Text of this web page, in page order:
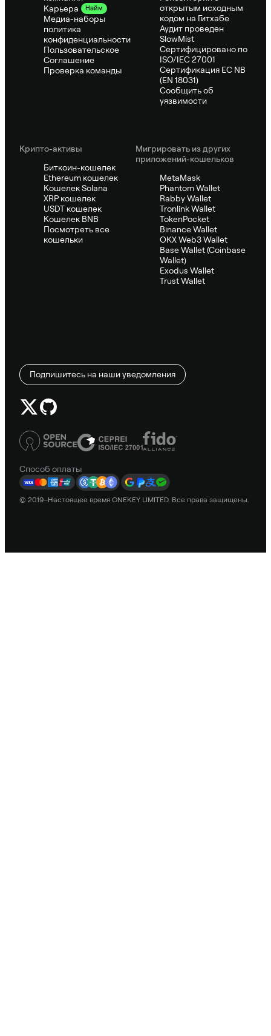
Карьера
Найм
Медиа-наборы
политика
конфиденциальности
Пользовательское
Соглашение
Проверка команды
открытым исходным
кодом на Гитхабе
Аудит проведен
SlowMist
Сертифицировано по
ISO/IEC 27001
Сертификация ЕС NB
(EN 18031)
Сообщить об
уязвимости
Крипто-активы
Биткоин-кошелек
Ethereum кошелек
Кошелек Solana
XRP кошелек
USDT кошелек
Кошелек BNB
Посмотреть все
кошельки
Мигрировать из других
приложений-кошельков
MetaMask
Phantom Wallet
Rabby Wallet
Tronlink Wallet
TokenPocket
Binance Wallet
OKX Web3 Wallet
Base Wallet (Coinbase
Wallet)
Exodus Wallet
Trust Wallet
Подпишитесь на наши уведомления
Способ оплаты
© 2019–Настоящее время ONEKEY LIMITED. Все права защищены.